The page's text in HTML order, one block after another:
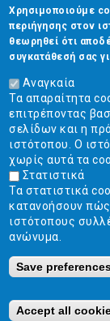
CAPTCHA
This
question is
for testing
whether or
not you are a
human visitor
and to
prevent
automated
spam
submissions.
5+2
Επικοινωνία
Στουρνάρη
2103304444
Δευ - Πεμ:
Σάβ - Κυρ:
Κατασκευή
Χρησιμοποιούμε
περιήγησης στον
θεωρηθεί ότι
συγκατάθεσή σας
Αναγκαία
Τα απαραίτητα
επιτρέποντας
σελίδων και η
ιστότοπου. Ο
χωρίς αυτά τα
Στατιστικά
Τα στατιστικά
κατανοήσουν πώς
ιστότοπους
ανώνυμα.
Save
Accept all